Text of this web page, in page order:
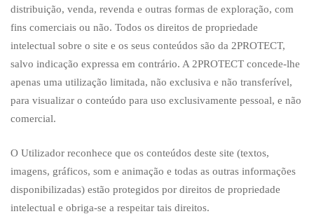
distribuição, venda, revenda e outras formas de exploração, com
fins comerciais ou não. Todos os direitos de propriedade
intelectual sobre o site e os seus conteúdos são da 2PROTECT,
salvo indicação expressa em contrário. A 2PROTECT concede-lhe
apenas uma utilização limitada, não exclusiva e não transferível,
para visualizar o conteúdo para uso exclusivamente pessoal, e não
comercial.
O Utilizador reconhece que os conteúdos deste site (textos,
imagens, gráficos, som e animação e todas as outras informações
disponibilizadas) estão protegidos por direitos de propriedade
intelectual e obriga-se a respeitar tais direitos.